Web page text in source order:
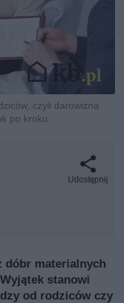
czyli darowizna
po kroku
Udostępnij
dóbr materialnych
stanowi
od rodziców czy